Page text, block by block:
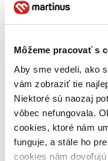
Môžeme pracovať s
Aby sme vedeli, ako
vám zobraziť tie
Niektoré sú naozaj
vôbec nefungovala.
cookies, ktoré nám
funguje, a stále ho
cookies nám
Zoradiť
Bestsellery
Top hodnotené
Novinky
Najlacnejšie
Najvyššia zľava